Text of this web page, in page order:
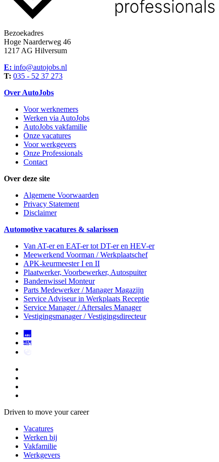
Bezoekadres
Hoge Naarderweg 46
1217 AG Hilversum
E: info@autojobs.nl
T: 035 - 52 37 273
Over AutoJobs
Voor werknemers
Werken via AutoJobs
AutoJobs vakfamilie
Onze vacatures
Voor werkgevers
Onze Professionals
Contact
Over deze site
Algemene Voorwaarden
Privacy Statement
Disclaimer
Automotive vacatures & salarissen
Van AT-er en EAT-er tot DT-er en HEV-er
Meewerkend Voorman / Werkplaatschef
APK-keurmeester I en II
Plaatwerker, Voorbewerker, Autospuiter
Bandenwissel Monteur
Parts Medewerker / Manager Magazijn
Service Adviseurin Werkplaats Receptie
Service Manager / Aftersales Manager
Vestigingsmanager / Vestigingsdirecteur
Driven to move your career
Vacatures
Werken bij
Vakfamilie
Werkgevers